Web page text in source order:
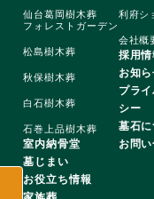
仙台葛岡樹木葬
フォレストガーデン
松島樹木葬
秋保樹木葬
白石樹木葬
石巻上品樹木葬
室内納骨堂
墓じまい
お役立ち情報
利府シ
会社概
採用
お知
プラ
シー
墓石
お問